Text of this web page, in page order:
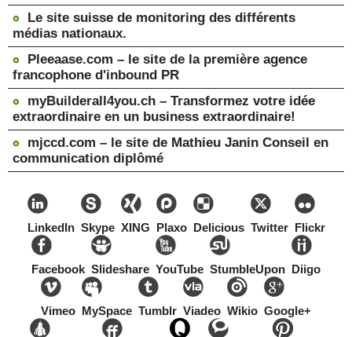
Le site suisse de monitoring des différents
médias nationaux.
Pleeaase.com – le site de la première agence
francophone d'inbound PR
myBuilderall4you.ch – Transformez votre idée
extraordinaire en un business extraordinaire!
mjccd.com – le site de Mathieu Janin Conseil en
communication diplômé
LinkedIn Skype XING Plaxo Delicious Twitter Flickr
Facebook Slideshare YouTube StumbleUpon Diigo
Vimeo MySpace Tumblr Viadeo Wikio Google+